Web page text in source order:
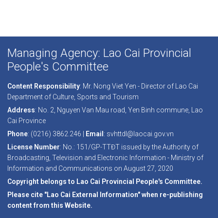
Managing Agency: Lao Cai Provincial
People's Committee
Content Responsibility: Mr. Nong Viet Yen - Director of Lao Cai
Department of Culture, Sports and Tourism
Address: No. 2, Nguyen Van Mau road, Yen Binh commune, Lao
Cai Province
Phone: (0216) 3862.246 | Email : svhttdl@laocai.gov.vn
License Number: No.: 151/GP-TTĐT issued by the Authority of
Broadcasting, Television and Electronic Information - Ministry of
Information and Communications on August 27, 2020
Copyright belongs to Lao Cai Provincial People's Committee.
Please cite "Lao Cai External Information" when re-publishing
content from this Website.